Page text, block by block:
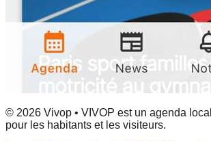
© 2026 Vivop • VIVOP est un agenda
pour les habitants et les visiteurs.